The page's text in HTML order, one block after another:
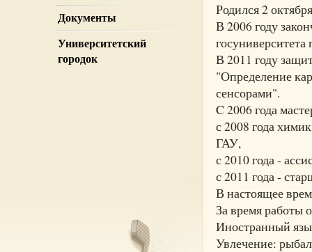
Документы
Университетский
городок
Родился 2
В 2006 году
В 2011 году
"Определение
сенсорами".
C 2006 года
с 2008 года
ГАУ,
с 2010 года -
с 2011 года -
В настоящее
За время работы
Иностранный
Увлечение: